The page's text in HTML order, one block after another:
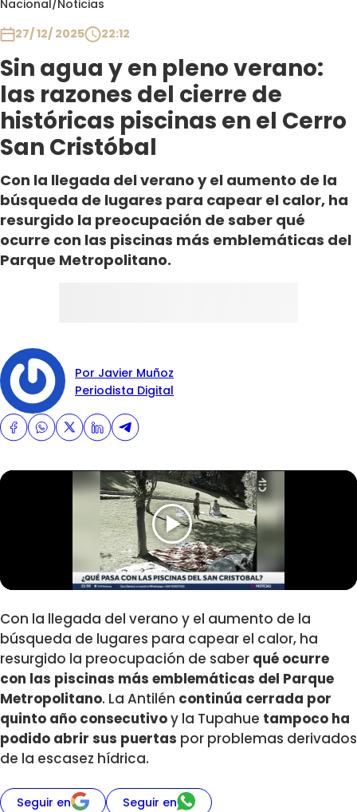
Nacional/Noticias
27/ 12/ 2025
22:12
Sin agua y en pleno verano:
las razones del cierre de
históricas piscinas en el Cerro
San Cristóbal
Con la llegada del verano y el aumento de la
búsqueda de lugares para capear el calor, ha
resurgido la preocupación de saber qué
ocurre con las piscinas más emblemáticas del
Parque Metropolitano.
Por Javier Muñoz
Periodista Digital
Con la llegada del verano y el aumento de la
búsqueda de lugares para capear el calor, ha
resurgido la preocupación de saber qué ocurre
con las piscinas más emblemáticas del Parque
Metropolitano. La Antilén continúa cerrada por
quinto año consecutivoy la Tupahue tampoco ha
podido abrir sus puertas por problemas derivados
de la escasez hídrica.
Seguir en Seguir en
Club De La Comedia
Contigo en Directo
El Tiempo
Sabingo
Todos Los Programas